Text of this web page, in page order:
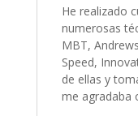
He realizado
numerosas
MBT,
Speed,
de ellas y
me agradaba